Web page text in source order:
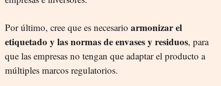
Por último, cree que es necesario armonizar el
etiquetado y las normas de envases y residuos, para
que las empresas no tengan que adaptar el producto a
múltiples marcos regulatorios.